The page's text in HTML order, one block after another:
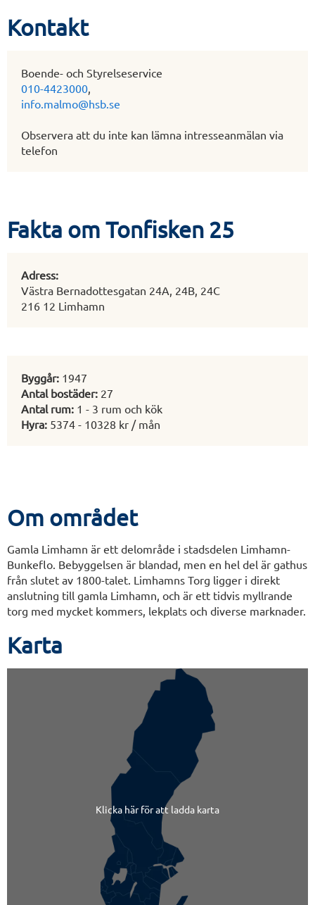
Kontakt
Boende- och Styrelseservice
010-4423000
info.malmo@hsb.se
Observera att du inte kan lämna intresseanmälan via
telefon
Fakta om Tonfisken 25
Adress:
Västra Bernadottesgatan 24A, 24B, 24C
216 12 Limhamn
Byggår: 1947
Antal bostäder: 27
Antal rum: 1 - 3 rum och kök
Hyra: 5374 - 10328 kr / mån
Om området
Gamla Limhamn är ett delområde i stadsdelen Limhamn-
Bunkeflo. Bebyggelsen är blandad, men en hel del är gathus
från slutet av 1800-talet. Limhamns Torg ligger i direkt
anslutning till gamla Limhamn, och är ett tidvis myllrande
torg med mycket kommers, lekplats och diverse marknader.
Karta
Klicka här för att ladda karta